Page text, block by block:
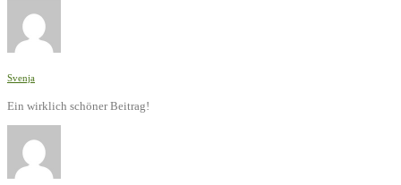
Svenja
Ein wirklich schöner Beitrag!